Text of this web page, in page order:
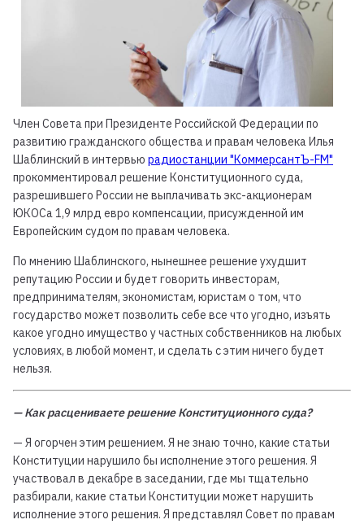
Член Совета при Президенте Российской Федерации по
развитию гражданского общества и правам человека Илья
Шаблинский в интервью радиостанции "КоммерсантЪ-FM"
прокомментировал решение Конституционного суда,
разрешившего России не выплачивать экс-акционерам
ЮКОСа 1,9 млрд евро компенсации, присужденной им
Европейским судом по правам человека.
По мнению Шаблинского, нынешнее решение ухудшит
репутацию России и будет говорить инвесторам,
предпринимателям, экономистам, юристам о том, что
государство может позволить себе все что угодно, изъять
какое угодно имущество у частных собственников на любых
условиях, в любой момент, и сделать с этим ничего будет
нельзя.
— Как расцениваете решение Конституционного суда?
— Я огорчен этим решением. Я не знаю точно, какие статьи
Конституции нарушило бы исполнение этого решения. Я
участвовал в декабре в заседании, где мы тщательно
разбирали, какие статьи Конституции может нарушить
исполнение этого решения. Я представлял Совет по правам